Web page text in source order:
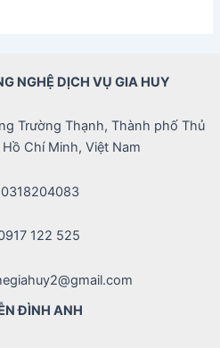
NGHỆ DỊCH VỤ GIA HUY
Trường Thạnh, Thành phố Thủ
Chí Minh, Việt Nam
0318204083
122 525
ĐÌNH ANH